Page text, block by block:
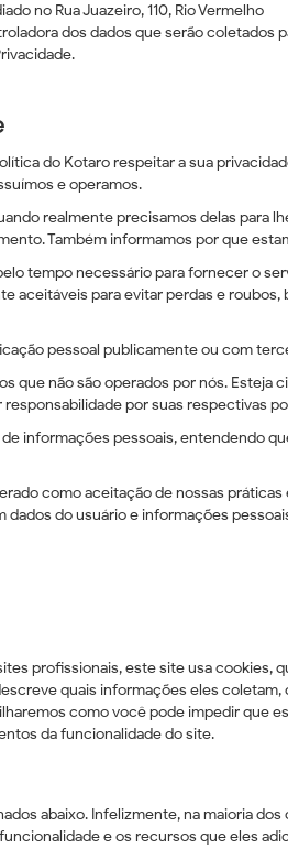
no Rua Juazeiro, 110, Rio Vermelho
dos dados que serão coletados
do Kotaro respeitar a sua
e operamos.
realmente precisamos delas para
Também informamos por que
tempo necessário para fornecer o
aceitáveis ​​para evitar perdas e
pessoal publicamente ou com
que não são operados por nós.
por suas respectivas
informações pessoais, entendendo
como aceitação de nossas
dados do usuário e informações
profissionais, este site usa cookies,
quais informações eles
como você pode impedir que
da funcionalidade do site.
abaixo. Infelizmente, na maioria
e os recursos que eles